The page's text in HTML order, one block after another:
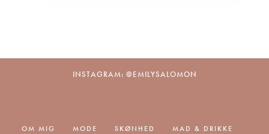
INSTAGRAM: @EMILYSALOMON
OM MIG MODE SKØNHED MAD & DRIKKE